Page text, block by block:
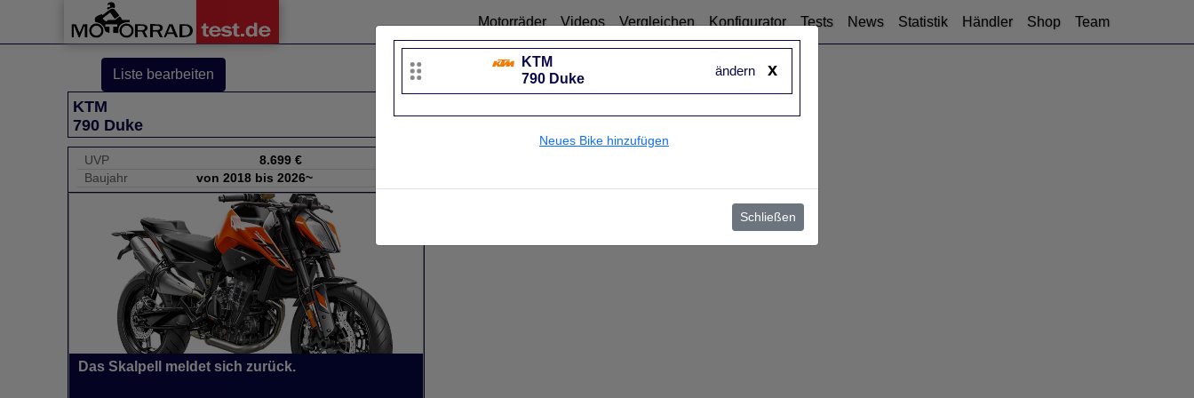
Motorräder Videos Vergleichen Konfigurator Tests News Statistik Händler Shop Team
Liste bearbeiten
KTM
790 Duke
UVP
8.699 €
Baujahr
von 2018 bis 2026~
Das Skalpell meldet sich zurück.
x
KTM
790 Duke
ändern
Neues Bike hinzufügen
Schließen